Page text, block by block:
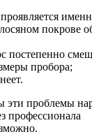
покрове
постепенно
пробора;
эти проблемы
профессионала